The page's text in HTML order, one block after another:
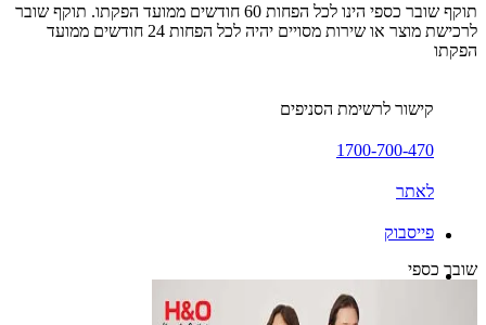
תוקף שובר כספי הינו לכל הפחות 60 חודשים ממועד הפקתו. תוקף שובר
לרכישת מוצר או שירות מסויים יהיה לכל הפחות 24 חודשים ממועד
הפקתו
קישור לרשימת הסניפים
1700-700-470
לאתר
פייסבוק
שובר כספי